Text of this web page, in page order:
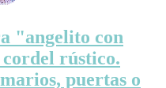
"angelito con
rústico.
puertas o